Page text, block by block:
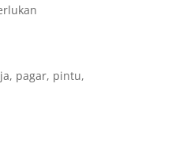
pagar, pintu,